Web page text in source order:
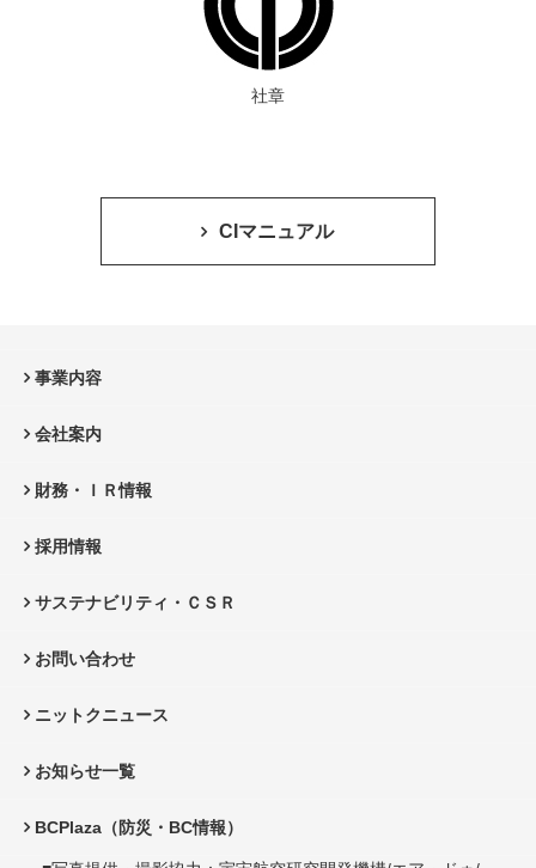
社章
CIマニュアル
事業内容
会社案内
財務・ＩＲ情報
採用情報
サステナビリティ・ＣＳＲ
お問い合わせ
ニットクニュース
お知らせ一覧
BCPlaza（防災・BC情報）